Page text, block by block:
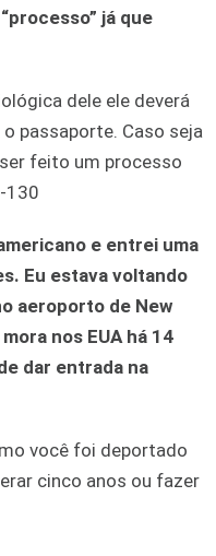
já que
dele ele deverá
passaporte. Caso seja
feito um processo
130
e entrei uma
Eu estava voltando
aeroporto de New
nos EUA há 14
dar entrada na
você foi deportado
cinco anos ou fazer